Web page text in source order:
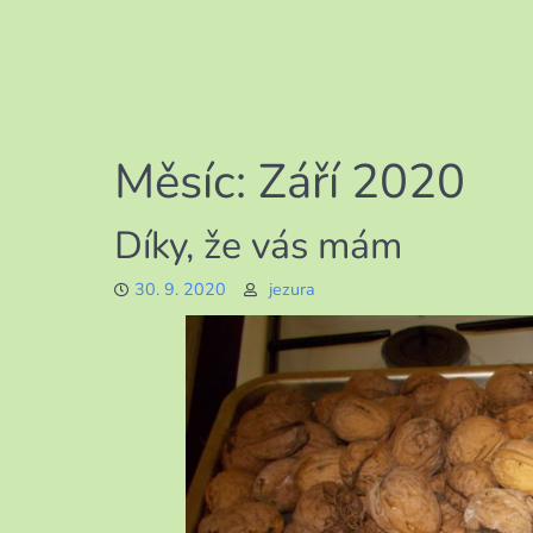
Měsíc: Září 2020
Díky, že vás mám
30. 9. 2020 jezura